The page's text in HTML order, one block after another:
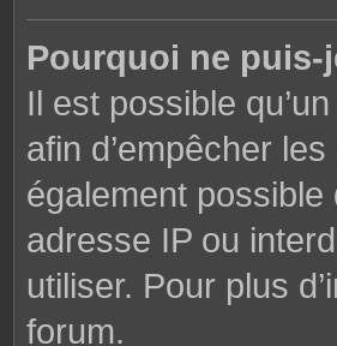
Pourquoi ne puis-
Il est possible
afin d’empêcher
également possible
adresse IP ou
utiliser. Pour plus
forum.